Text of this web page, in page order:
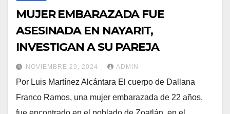
MUJER EMBARAZADA FUE
ASESINADA EN NAYARIT,
INVESTIGAN A SU PAREJA
NOVIEMBRE 29, 2024 ADMIN
Por Luis Martínez Alcántara El cuerpo de Dallana
Franco Ramos, una mujer embarazada de 22 años,